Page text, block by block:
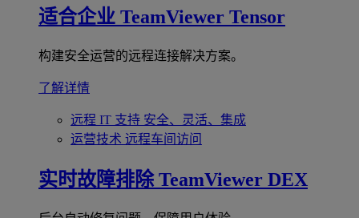
适合企业 TeamViewer Tensor
构建安全运营的远程连接解决方案。
了解详情
远程 IT 支持 安全、灵活、集成
运营技术 远程车间访问
实时故障排除 TeamViewer DEX